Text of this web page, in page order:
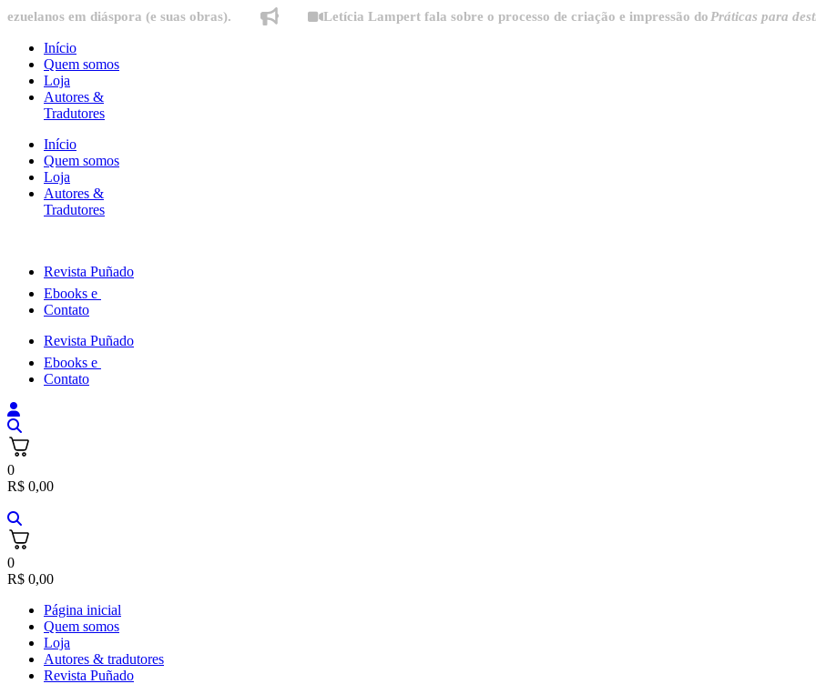
Ir
conteúdo
em diáspora (e suas obras). Letícia Lampert fala sobre o processo de criação e impressão doPráticas para destrinchar
Início
Quem somos
Loja
Autores &
Tradutores
Início
Quem somos
Loja
Autores &
Tradutores
Revista Puñado
Ebooks e
Contato
Revista Puñado
Ebooks e
Contato
0
R$ 0,00
0
R$ 0,00
Página inicial
Quem somos
Loja
Autores & tradutores
Revista Puñado